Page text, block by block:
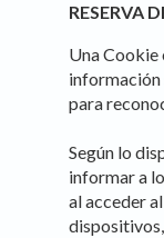
RESERVA
Una Cookie
información
para
Según lo
informar a
al acceder